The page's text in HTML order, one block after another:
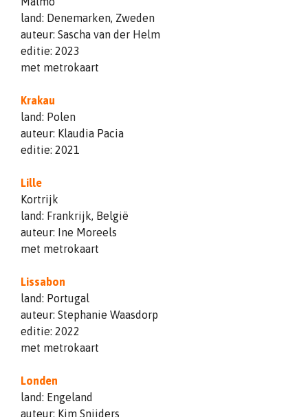
land: Denemarken, Zweden
auteur: Sascha van der Helm
editie: 2023
met metrokaart
Krakau
land: Polen
auteur: Klaudia Pacia
editie: 2021
Lille
Kortrijk
land: Frankrijk, België
auteur: Ine Moreels
met metrokaart
Lissabon
land: Portugal
auteur: Stephanie Waasdorp
editie: 2022
met metrokaart
Londen
land: Engeland
auteur: Kim Snijders